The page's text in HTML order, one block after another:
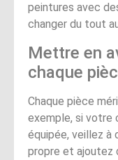
peintures avec
changer du tout
Mettre en
chaque
Chaque pièce
exemple, si votre
équipée, veillez à
propre et ajoutez